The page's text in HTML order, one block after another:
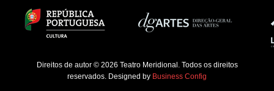
Direitos de autor © 2026 Teatro Meridional. Todos os direitos
reservados. Designed by Business Config